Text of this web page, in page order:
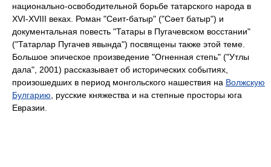
национально-освободительной борьбе татарского народа в
XVI-XVIII веках. Роман "Сеит-батыр" ("Сәет батыр") и
документальная повесть "Татары в Пугачевском восстании"
("Татарлар Пугачев явында") посвящены также этой теме.
Большое эпическое произведение "Огненная степь" ("Утлы
дала", 2001) рассказывает об исторических событиях,
произошедших в период монгольского нашествия на Волжскую
Булгарию , русские княжества и на степные просторы юга
Евразии.